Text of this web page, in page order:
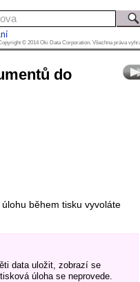
© 2014 Oki Data Corporation. Všechna práva
do
během tisku vyvoláte
data uložit, zobrazí se
úloha se neprovede.